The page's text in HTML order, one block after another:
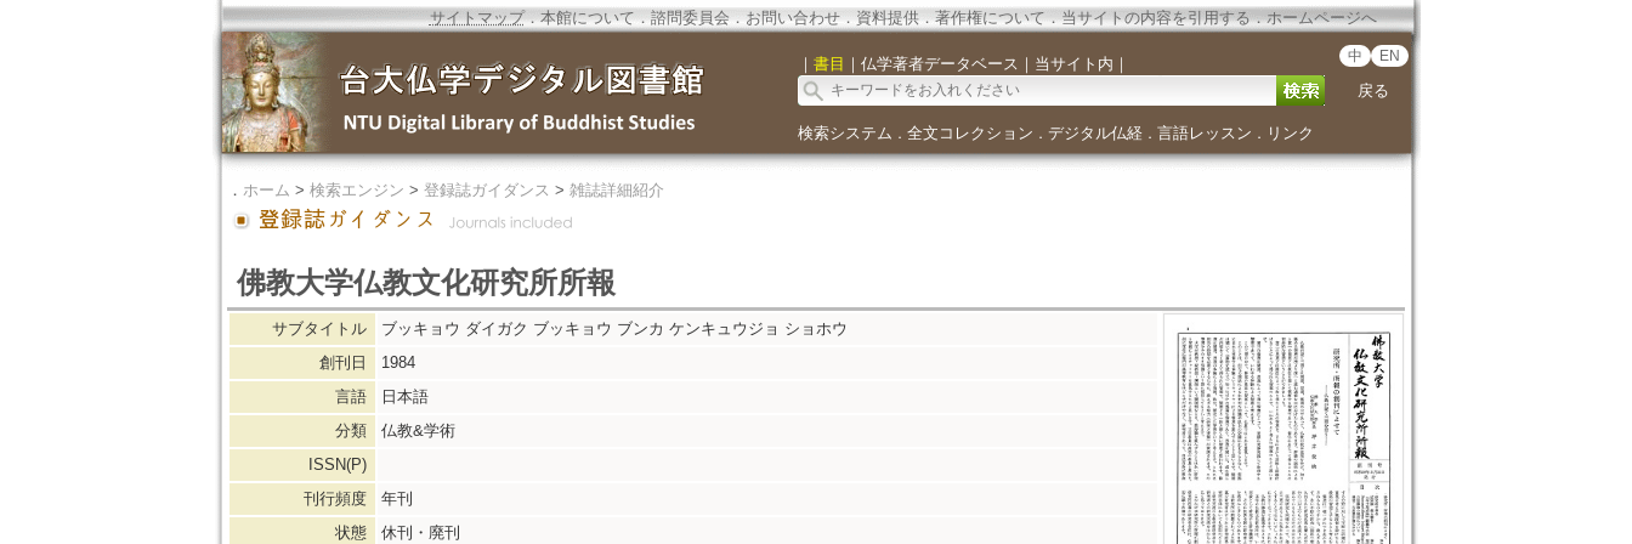
サイトマップ．本館について．諮問委員会．お問い合わせ．資料提供．著作権について．当サイトの内容を引用する．ホームページへ
｜ 書目 ｜ 仏学著者データベース ｜ 当サイト内 ｜ 中 EN
戻る
検索システム ． 全文コレクション ． デジタル仏経． 言語レッスン ． リンク
． ホーム > 検索エンジン > 登録誌ガイダンス > 雑誌詳細紹介
佛教大学仏教文化研究所所報
サブタイトル
ブッキョウ ダイガク ブッキョウ ブンカ ケンキュウジョ ショホウ
創刊日
1984
言語
日本語
分類
仏教&学術
ISSN(P)
刊行頻度
年刊
状態
休刊・廃刊